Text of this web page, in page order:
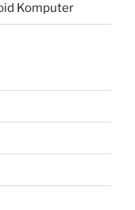
Komputer